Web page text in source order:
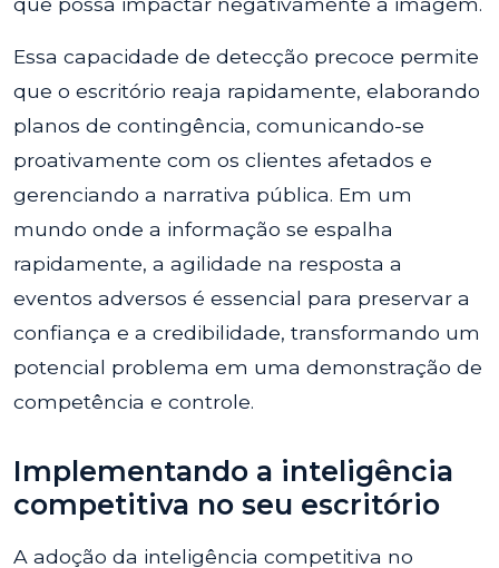
Essa capacidade de detecção precoce permite
que o escritório reaja rapidamente, elaborando
planos de contingência, comunicando-se
proativamente com os clientes afetados e
gerenciando a narrativa pública. Em um
mundo onde a informação se espalha
rapidamente, a agilidade na resposta a
eventos adversos é essencial para preservar a
confiança e a credibilidade, transformando um
potencial problema em uma demonstração de
competência e controle.
Implementando a inteligência
competitiva no seu escritório
A adoção da inteligência competitiva no